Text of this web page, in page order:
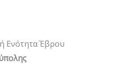
Ενότητα Έβρου